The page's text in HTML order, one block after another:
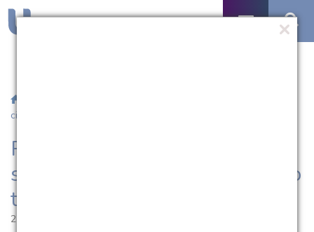
citocinas no transtorno depressivo
PPGSC convida para defesa
sobre resposta das citocinas no
transtorno depressivo
27.06.2019 | 15:59